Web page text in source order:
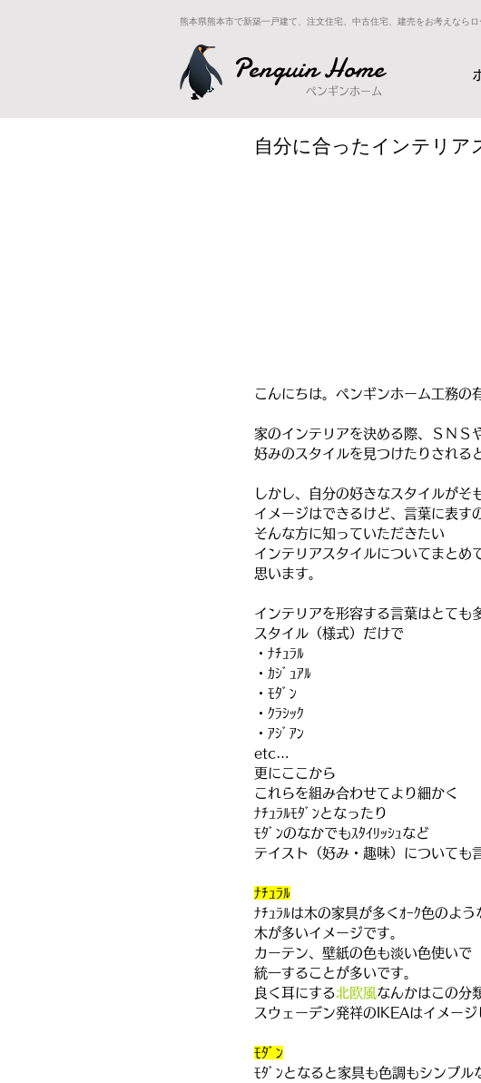
熊本県熊本市で新築一戸建て、注文住宅、中古住宅、建売をお考えなら
Penguin Home
ペンギンホーム
自分に合ったインテリア
こんにちは。ペンギンホーム工務の
家のインテリアを決める際、ＳＮＳ
好みのスタイルを見つけたりされる
しかし、自分の好きなスタイルがそ
イメージはできるけど、言葉に表す
そんな方に知っていただきたい
インテリアスタイルについてまとめ
思います。
インテリアを形容する言葉はとても
スタイル（様式）だけで
・ﾅﾁｭﾗﾙ
・ｶｼﾞｭｱﾙ
・ﾓﾀﾞﾝ
・ｸﾗｼｯｸ
・ｱｼﾞｱﾝ
etc…
更にここから
これらを組み合わせてより細かく
ﾅﾁｭﾗﾙﾓﾀﾞﾝとなったり
ﾓﾀﾞﾝのなかでもｽﾀｲﾘｯｼｭなど
テイスト（好み・趣味）についても
ﾅﾁｭﾗﾙ
ﾅﾁｭﾗﾙは木の家具が多くｵｰｸ色のよう
木が多いイメージです。
カーテン、壁紙の色も淡い色使いで
統一することが多いです。
良く耳にする北欧風なんかはこの分
スウェーデン発祥のIKEAはイメージ
ﾓﾀﾞﾝ
ﾓﾀﾞﾝとなると家具も色調もシンプル